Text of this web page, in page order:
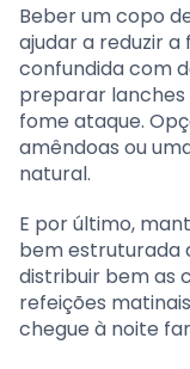
Beber um copo
ajudar a reduzir a
confundida com
preparar lanches
fome ataque.
amêndoas ou
natural.
E por último,
bem estruturada
distribuir bem as
refeições
chegue à noite